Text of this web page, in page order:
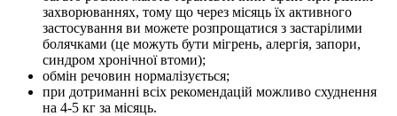
захворюваннях, тому що через місяць їх активного
застосування ви можете розпрощатися з застарілими
болячками (це можуть бути мігрень, алергія, запори,
синдром хронічної втоми);
обмін речовин нормалізується;
при дотриманні всіх рекомендацій можливо схуднення
на 4-5 кг за місяць.